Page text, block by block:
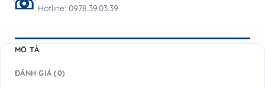
Hotline: 0978.39.03.39
MÔ TẢ
ĐÁNH GIÁ (0)